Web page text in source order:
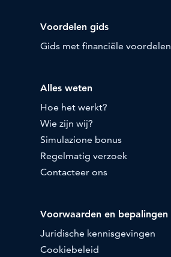
Voordelen gids
Gids met financiële voordelen
Alles weten
Hoe het werkt?
Wie zijn wij?
Simulazione bonus
Regelmatig verzoek
Contacteer ons
Voorwaarden en bepalingen
Juridische kennisgevingen
Cookiebeleid